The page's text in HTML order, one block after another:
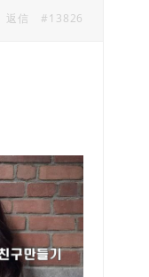
#13826
返信